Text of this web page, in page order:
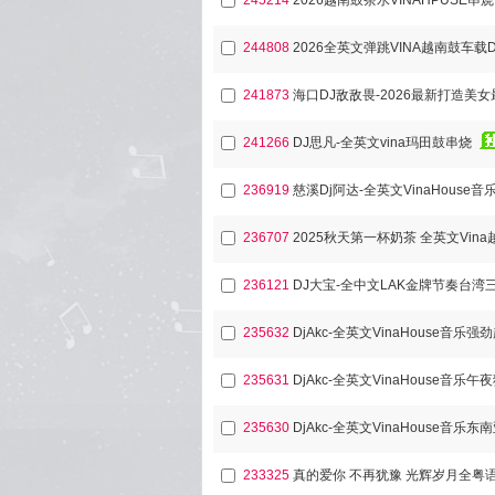
244808 2026全英文弹跳VINA越南鼓车载
241873 海口DJ敌敌畏-2026最新打造美
241266 DJ思凡-全英文vina玛田鼓串烧
236919 慈溪Dj阿达-全英文VinaHouse音
236707 2025秋天第一杯奶茶 全英文Vina
236121
235632 DjAkc-全英文VinaHouse音乐强
235631 DjAkc-全英文VinaHouse音乐午
235630 DjAkc-全英文VinaHouse音乐东
233325 真的爱你 不再犹豫 光辉岁月全粤